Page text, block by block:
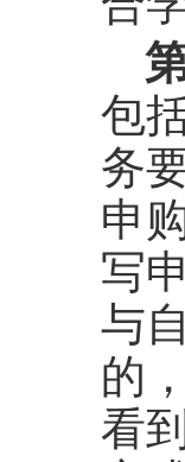
包
务
申
写
与
的
看